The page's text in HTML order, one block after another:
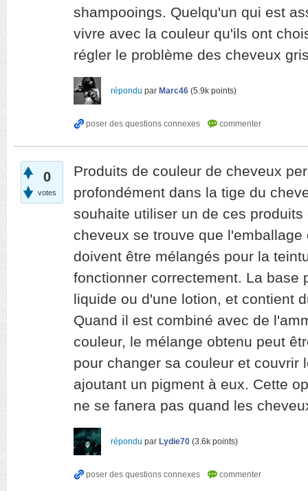
shampooings. Quelqu'un qui est
vivre avec la couleur qu'ils ont
régler le problème des cheveux
répondu par Marc46 (5.9k points)
0
votes
Produits de couleur de cheveux
profondément dans la tige du
souhaite utiliser un de ces
cheveux se trouve que
doivent être mélangés pour la
fonctionner correctement. La base
liquide ou d'une lotion, et contient
Quand il est combiné avec de
couleur, le mélange obtenu peut
pour changer sa couleur et couvrir
ajoutant un pigment à eux. Cette
ne se fanera pas quand les
répondu par Lydie70 (3.6k points)